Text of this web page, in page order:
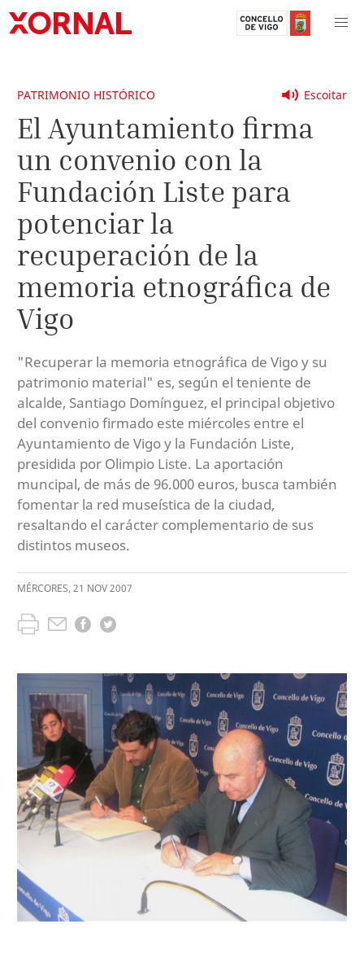
Escoitar
PATRIMONIO HISTÓRICO
El Ayuntamiento firma
un convenio con la
Fundación Liste para
potenciar la
recuperación de la
memoria etnográfica de
Vigo
"Recuperar la memoria etnográfica de Vigo y su
patrimonio material" es, según el teniente de
alcalde, Santiago Domínguez, el principal objetivo
del convenio firmado este miércoles entre el
Ayuntamiento de Vigo y la Fundación Liste,
presidida por Olimpio Liste. La aportación
muncipal, de más de 96.000 euros, busca también
fomentar la red museística de la ciudad,
resaltando el carácter complementario de sus
distintos museos.
MÉRCORES, 21 NOV2007